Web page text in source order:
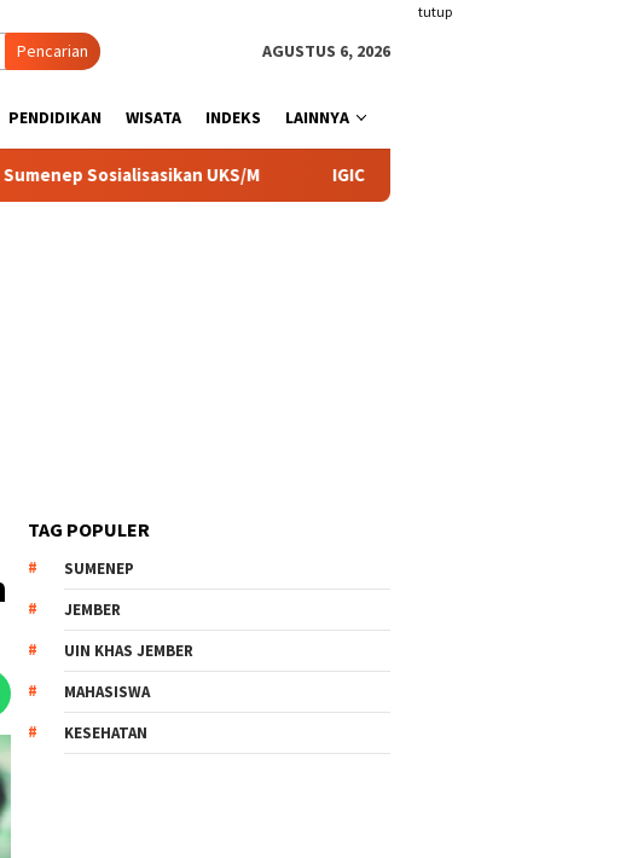
tutup
Pencarian AGUSTUS 6, 2026
PENDIDIKAN WISATA INDEKS LAINNYA
UKS/M IGIC 2026, UIN KHAS Mendukung Upaya
TAG POPULER
SUMENEP
JEMBER
UIN KHAS JEMBER
MAHASISWA
KESEHATAN